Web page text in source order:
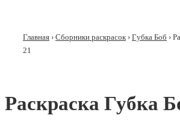
Главная › Сборники раскрасок › Губка Боб ›
21
Раскраска Губка